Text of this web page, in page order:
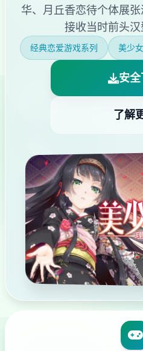
华、月丘香恋待个体展
接收当时前头汉
经典恋爱游戏系列 美少
安
了解